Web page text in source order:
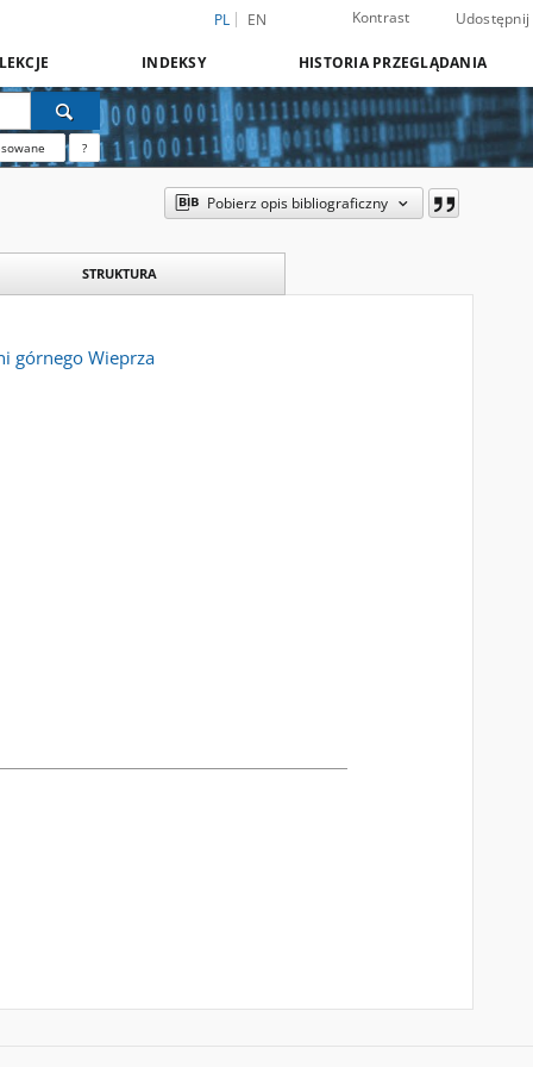
PL EN Kontrast Udostępnij
INDEKSY HISTORIA PRZEGLĄDANIA
?
Pobierz opis bibliograficzny
STRUKTURA
górnego Wieprza